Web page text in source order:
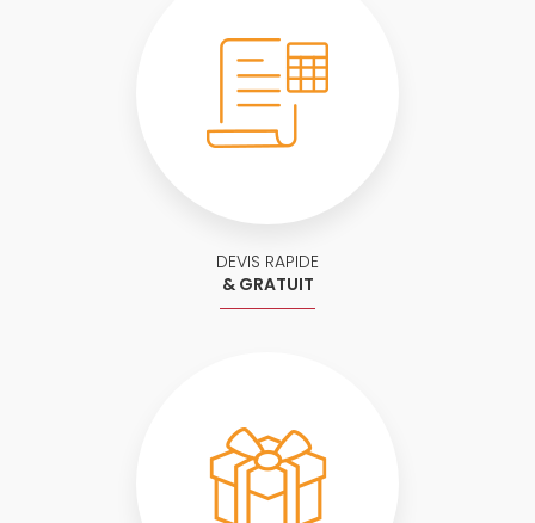
DEVIS RAPIDE
& GRATUIT